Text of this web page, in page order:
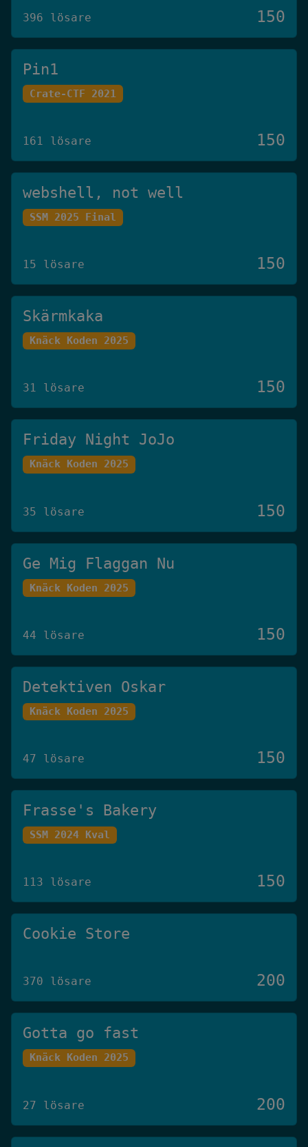
396 lösare 150
Pin1
Crate-CTF 2021
161 lösare 150
webshell, not well
SSM 2025 Final
15 lösare 150
Skärmkaka
Knäck Koden 2025
31 lösare 150
Friday Night JoJo
Knäck Koden 2025
35 lösare 150
Ge Mig Flaggan Nu
Knäck Koden 2025
44 lösare 150
Detektiven Oskar
Knäck Koden 2025
47 lösare 150
Frasse's Bakery
SSM 2024 Kval
113 lösare 150
Cookie Store
370 lösare 200
Gotta go fast
Knäck Koden 2025
27 lösare 200